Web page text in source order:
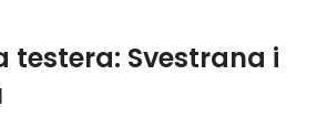
testera: Svestrana i